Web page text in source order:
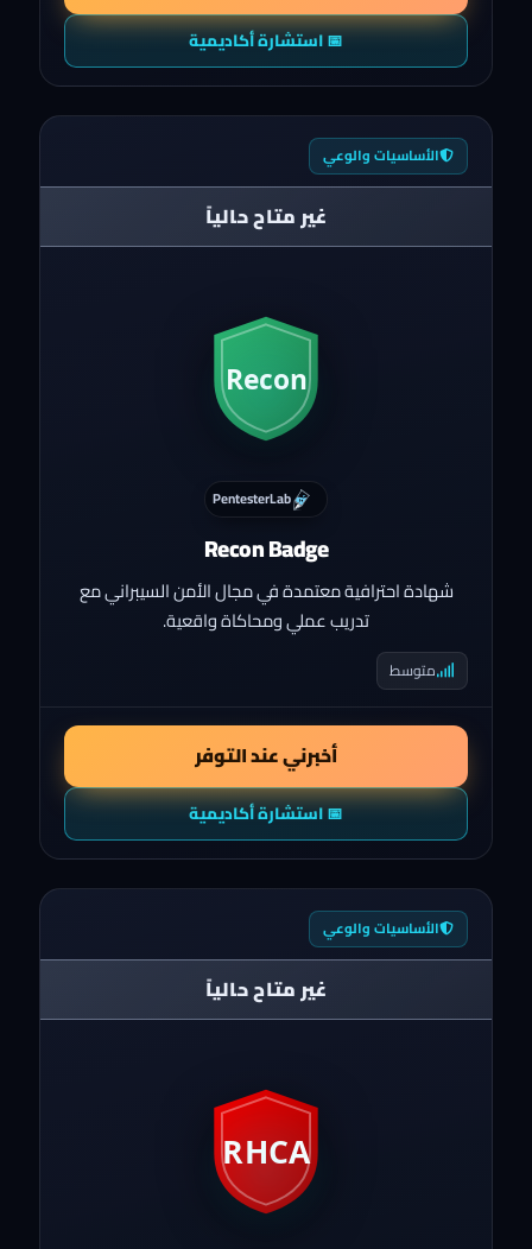
📅 استشارة أكاديمية
الأساسيات والوعي
غير متاح حالياً
PentesterLab
Recon Badge
شهادة احترافية معتمدة في مجال الأمن السيبراني مع
تدريب عملي ومحاكاة واقعية.
متوسط
أخبرني عند التوفر
📅 استشارة أكاديمية
الأساسيات والوعي
غير متاح حالياً